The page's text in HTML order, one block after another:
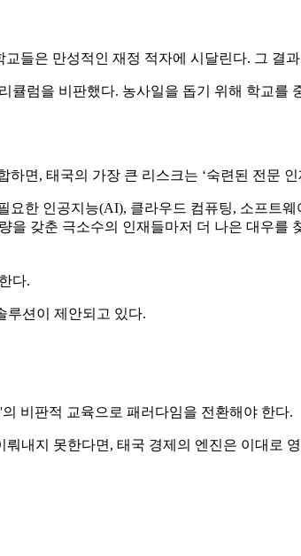
들은 만성적인 재정 적자에 시달린다.
럼을 비판했다. 농사일을 돕기 위해 학
면, 태국의 가장 큰 리스크는 ‘숙련된 전문 인
인공지능(AI), 클라우드 컴퓨팅, 소프
갖춘 극소수의 인재들마저 더 나은 대우를
다.
루션이 제안되고 있다.
비판적 교육으로 패러다임을 전환해야 한다.
내지 못한다면, 태국 경제의 엔진은 이대로